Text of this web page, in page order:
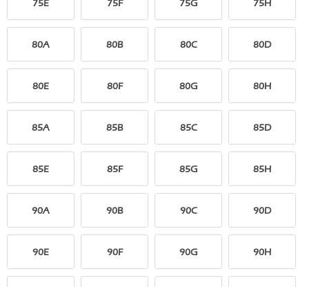
75E 75F 75G 75H
80A 80B 80C 80D
80E 80F 80G 80H
85A 85B 85C 85D
85E 85F 85G 85H
90A 90B 90C 90D
90E 90F 90G 90H